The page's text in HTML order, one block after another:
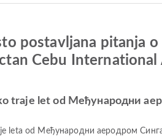
postavljana pitanja
Cebu
traje let od Међународни
leta od Међународни аеродром